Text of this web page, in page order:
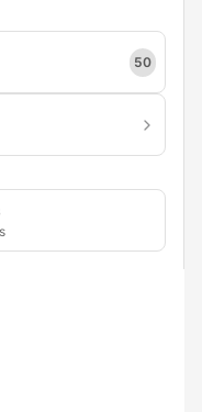
50